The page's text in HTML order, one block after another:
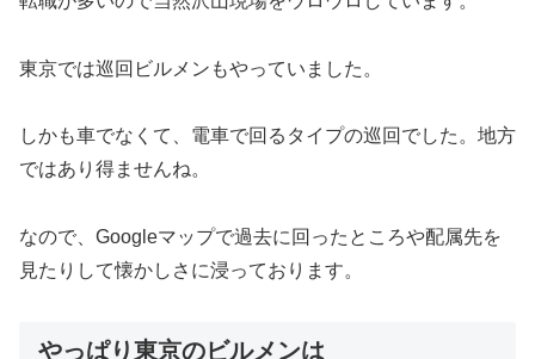
東京では巡回ビルメンもやっていました。
しかも車でなくて、電車で回るタイプの巡回でした。地方
ではあり得ませんね。
なので、Googleマップで過去に回ったところや配属先を
見たりして懐かしさに浸っております。
やっぱり東京のビルメンは